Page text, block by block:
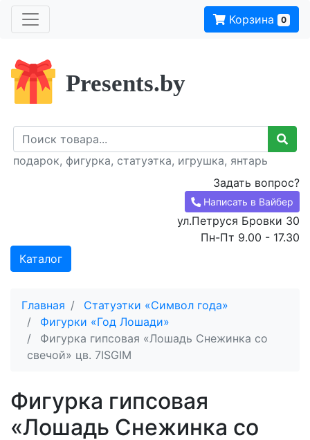
Корзина 0
Presents.by
подарок, фигурка, статуэтка, игрушка, янтарь
Задать вопрос?
Написать в Вайбер
ул.Петруся Бровки 30
Пн-Пт 9.00 - 17.30
Каталог
Главная
Статуэтки «Символ года»
Фигурки «Год Лошади»
Фигурка гипсовая «Лошадь Снежинка со
свечой» цв. 7ISGIM
Фигурка гипсовая
«Лошадь Снежинка со